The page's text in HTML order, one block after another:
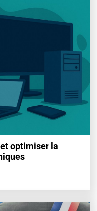
et optimiser la